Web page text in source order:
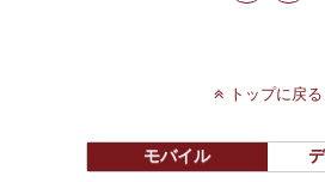
トップに戻る
モバイル